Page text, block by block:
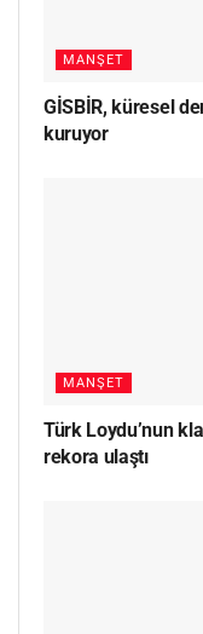
MANŞET
GİSBİR, küresel
kuruyor
MANŞET
Türk Loydu’nun
rekora ulaştı